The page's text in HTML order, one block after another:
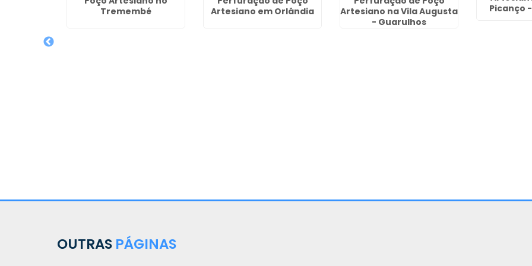
Tremembé
Artesiano em Orlândia
Artesiano na Vila Augusta
- Guarulhos
Picanço
OUTRAS PÁGINAS